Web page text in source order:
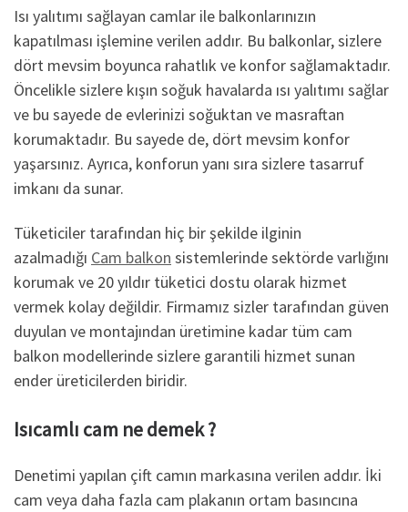
Isı yalıtımı sağlayan camlar ile balkonlarınızın
kapatılması işlemine verilen addır. Bu balkonlar, sizlere
dört mevsim boyunca rahatlık ve konfor sağlamaktadır.
Öncelikle sizlere kışın soğuk havalarda ısı yalıtımı sağlar
ve bu sayede de evlerinizi soğuktan ve masraftan
korumaktadır. Bu sayede de, dört mevsim konfor
yaşarsınız. Ayrıca, konforun yanı sıra sizlere tasarruf
imkanı da sunar.
Tüketiciler tarafından hiç bir şekilde ilginin
azalmadığı Cam balkon sistemlerinde sektörde varlığını
korumak ve 20 yıldır tüketici dostu olarak hizmet
vermek kolay değildir. Firmamız sizler tarafından güven
duyulan ve montajından üretimine kadar tüm cam
balkon modellerinde sizlere garantili hizmet sunan
ender üreticilerden biridir.
Isıcamlı cam ne demek ?
Denetimi yapılan çift camın markasına verilen addır. İki
cam veya daha fazla cam plakanın ortam basıncına